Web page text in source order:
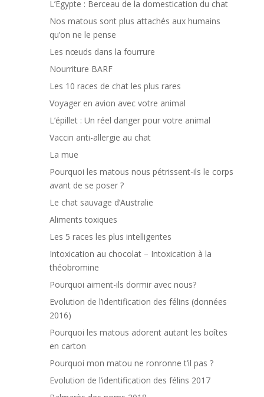
L’Égypte : Berceau de la domestication du chat
Nos matous sont plus attachés aux humains
qu’on ne le pense
Les nœuds dans la fourrure
Nourriture BARF
Les 10 races de chat les plus rares
Voyager en avion avec votre animal
L’épillet : Un réel danger pour votre animal
Vaccin anti-allergie au chat
La mue
Pourquoi les matous nous pétrissent-ils le corps
avant de se poser ?
Le chat sauvage d’Australie
Aliments toxiques
Les 5 races les plus intelligentes
Intoxication au chocolat – Intoxication à la
théobromine
Pourquoi aiment-ils dormir avec nous?
Evolution de l’identification des félins (données
2016)
Pourquoi les matous adorent autant les boîtes
en carton
Pourquoi mon matou ne ronronne t’il pas ?
Evolution de l’identification des félins 2017